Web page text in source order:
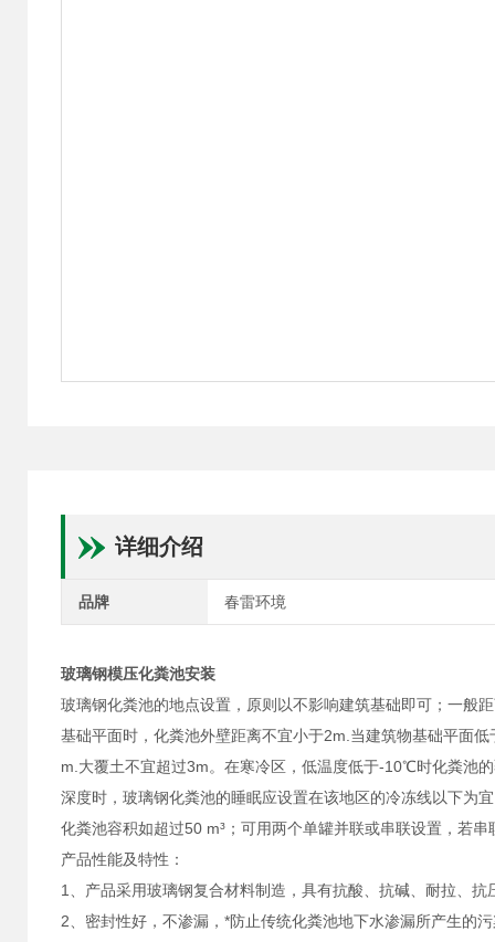
详细介绍
品牌 春雷环境
玻璃钢模压化粪池安装
玻璃钢化粪池的地点设置，原则以不影响建筑基础即可；一般
基础平面时，化粪池外壁距离不宜小于2m.当建筑物基础平面
m.大覆土不宜超过3m。在寒冷区，低温度低于-10℃时化粪池
深度时，玻璃钢化粪池的睡眠应设置在该地区的冷冻线以下为
化粪池容积如超过50 m³；可用两个单罐并联或串联设置，若
产品性能及特性：
1、产品采用玻璃钢复合材料制造，具有抗酸、抗碱、耐拉、
2、密封性好，不渗漏，*防止传统化粪池地下水渗漏所产生的